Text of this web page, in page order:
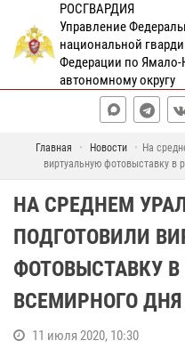
РОСГВАРДИЯ
Управление
национальной
Федерации по
автономному округу
Главная Новости
На
виртуальную фотовыставку в
НА СРЕДНЕМ
ПОДГОТОВИЛИ
ФОТОВЫСТАВКУ
ВСЕМИРНОГО
11 июля 2020, 10:30